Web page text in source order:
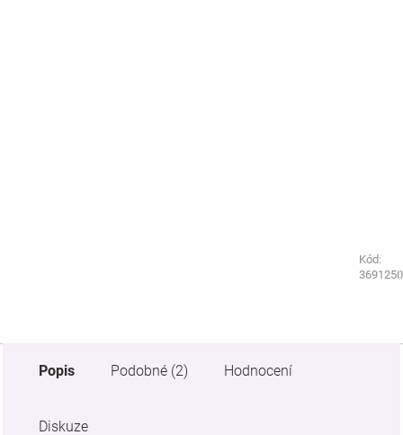
Kód:
Kód:
Popis Podobné (2) Hodnocení
Diskuze